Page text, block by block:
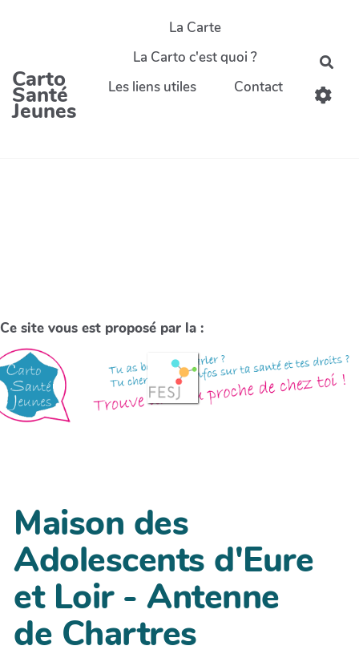
Carto
Santé
Jeunes
La Carte
La Carto c'est quoi ?
Les liens utiles
Contact
Ce site vous est proposé par la :
Maison des
Adolescents d'Eure
et Loir - Antenne
de Chartres